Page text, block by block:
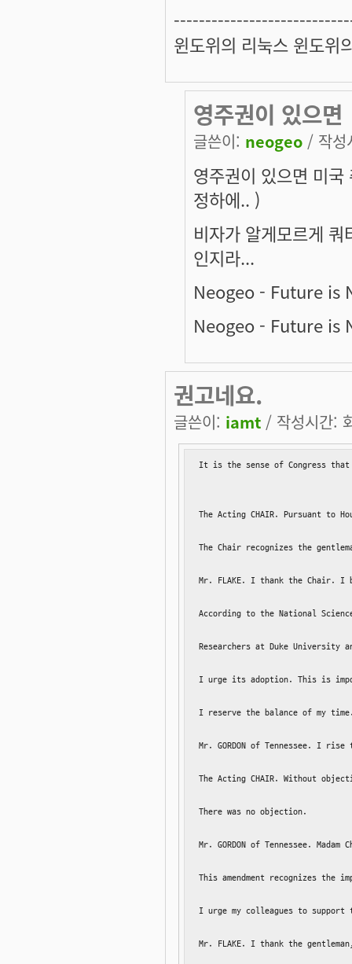
윈도위의 리눅스 윈도위
영주권이 있으면
글쓴이: neogeo / 작
영주권이 있으면 미
정하에.. )
비자가 알게모르게
인지라...
Neogeo - Future is
Neogeo - Future is
권고네요.
글쓴이: iamt / 작성시간:
It is the sense of Congress that
The Acting CHAIR. Pursuant to
The Chair recognizes the
Mr. FLAKE. I thank the Chair. I
According to the National
Researchers at Duke University
I urge its adoption. This is
I reserve the balance of my
Mr. GORDON of Tennessee. I
The Acting CHAIR. Without
There was no objection.
Mr. GORDON of Tennessee.
This amendment recognizes
I urge my colleagues to support
Mr. FLAKE. I thank the